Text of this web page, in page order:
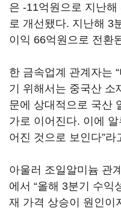
은 -11억원으로 지난
로 개선됐다. 지난해 3
이익 66억원으로 전환
한 금속업계 관계자는
기 위해서는 중국산 소
문에 상대적으로 국산
가로 이어진다. 이에
어진 것으로 보인다”라
아울러 조일알미늄 관
에서 “올해 3분기 수익
재 가격 상승이 원인이